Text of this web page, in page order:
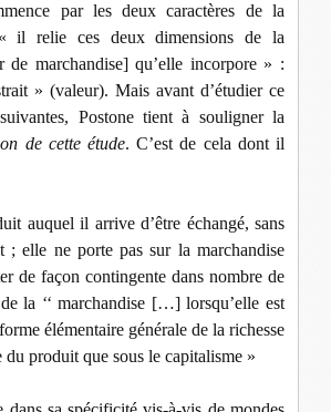
par les deux caractères de la
« il relie ces deux dimensions de la
de marchandise] qu’elle incorpore » :
» (valeur). Mais avant d’étudier ce
Postone tient à souligner la
de cette étude. C’est de cela dont il
auquel il arrive d’être échangé, sans
; elle ne porte pas sur la marchandise
de façon contingente dans nombre de
la ‘‘ marchandise […] lorsqu’elle est
élémentaire générale de la richesse
du produit que sous le capitalisme »